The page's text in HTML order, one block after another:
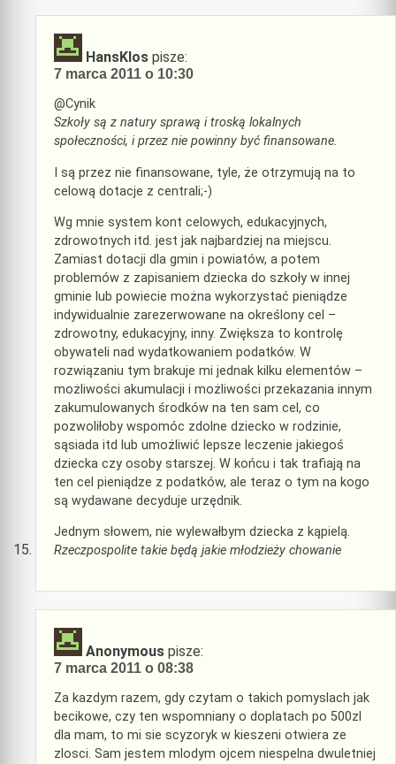
HansKlos pisze:
7 marca 2011 o 10:30
@Cynik
Szkoły są z natury sprawą i troską lokalnych
społeczności, i przez nie powinny być finansowane.
I są przez nie finansowane, tyle, że otrzymują na to
celową dotacje z centrali;-)
Wg mnie system kont celowych, edukacyjnych,
zdrowotnych itd. jest jak najbardziej na miejscu.
Zamiast dotacji dla gmin i powiatów, a potem
problemów z zapisaniem dziecka do szkoły w innej
gminie lub powiecie można wykorzystać pieniądze
indywidualnie zarezerwowane na określony cel –
zdrowotny, edukacyjny, inny. Zwiększa to kontrolę
obywateli nad wydatkowaniem podatków. W
rozwiązaniu tym brakuje mi jednak kilku elementów –
możliwości akumulacji i możliwości przekazania innym
zakumulowanych środków na ten sam cel, co
pozwoliłoby wspomóc zdolne dziecko w rodzinie,
sąsiada itd lub umożliwić lepsze leczenie jakiegoś
dziecka czy osoby starszej. W końcu i tak trafiają na
ten cel pieniądze z podatków, ale teraz o tym na kogo
są wydawane decyduje urzędnik.
Jednym słowem, nie wylewałbym dziecka z kąpielą.
Rzeczpospolite takie będą jakie młodzieży chowanie
Anonymous pisze:
7 marca 2011 o 08:38
Za kazdym razem, gdy czytam o takich pomyslach jak
becikowe, czy ten wspomniany o doplatach po 500zl
dla mam, to mi sie scyzoryk w kieszeni otwiera ze
zlosci. Sam jestem mlodym ojcem niespelna dwuletniej